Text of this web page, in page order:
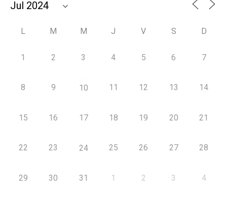
L M M J V S D
1 2 3 4 5 6 7
8 9 10 11 12 13 14
15 16 17 18 19 20 21
22 23 24 25 26 27 28
29 30 31 1 2 3 4